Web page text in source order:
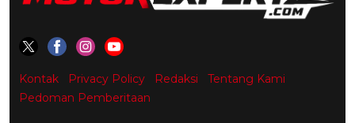
Kontak Privacy Policy Redaksi
Tentang Kami
Pedoman Pemberitaan